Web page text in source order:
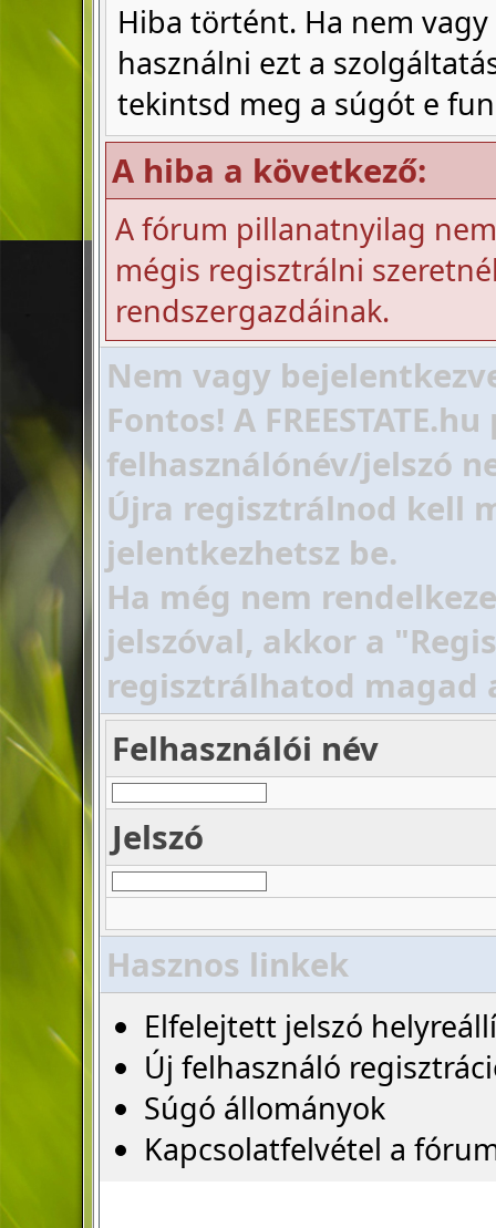
Hiba történt. Ha nem
használni ezt a
tekintsd meg a súgót e
A hiba a következő:
A fórum pillanatnyilag
mégis regisztrálni
rendszergazdáinak.
Nem vagy
Fontos! A
felhasználónév/jelszó
Újra regisztrálnod kell
jelentkezhetsz be.
Ha még nem
jelszóval, akkor a
regisztrálhatod magad
Felhasználói név
Jelszó
Hasznos linkek
Elfelejtett jelszó
Új felhasználó
Súgó állományok
Kapcsolatfelvétel a